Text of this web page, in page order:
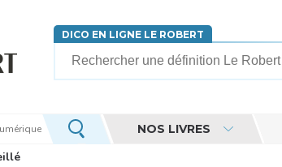
DICO EN LIGNE LE ROBERT
NOS LIVRES